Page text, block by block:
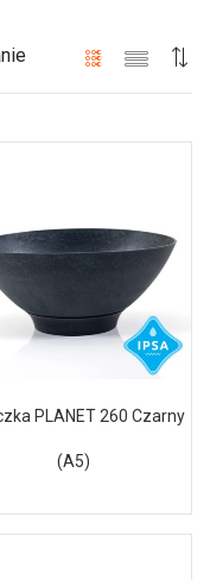
PLANET 260 Czarny
(A5)